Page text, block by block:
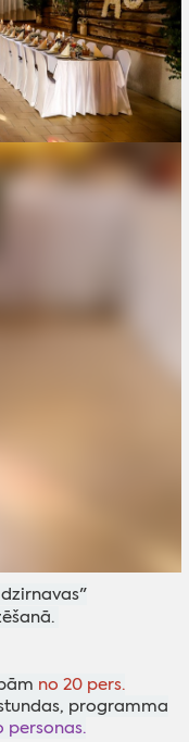
no 20 pers.
programma
personas.